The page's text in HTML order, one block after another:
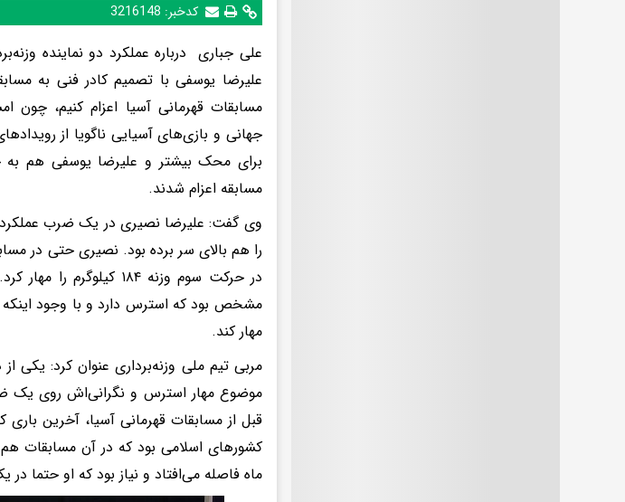
کدخبر: 3216148
علی جباری درباره عملکرد دو نماینده
علیرضا یوسفی با تصمیم کادر فنی به
مسابقات قهرمانی آسیا اعزام کنیم،
جهانی و بازی‌های آسیایی ناگویا از
برای محک بیشتر و علیرضا یوسفی هم به
مسابقه اعزام شدند.
را هم بالای سر برده بود. نصیری حتی در
در حرکت سوم وزنه ۱۸۴
مشخص بود که استرس دارد و با وجود
مهار کند.
مربی تیم ملی وزنه‌برداری عنوان کرد: یکی
موضوع مهار استرس و نگرانی‌اش روی یک
قبل از مسابقات قهرمانی آسیا، آخرین
ماه فاصله می‌افتاد و نیاز بود که او حتما